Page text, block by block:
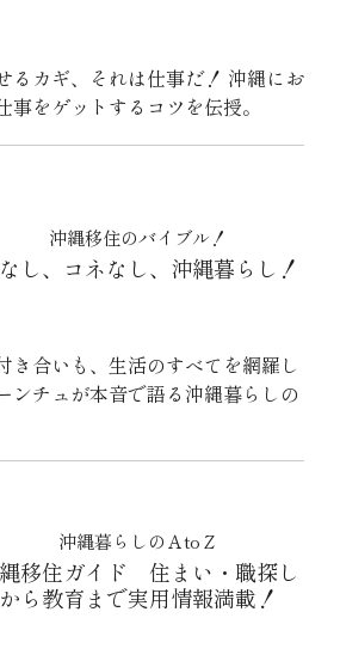
るカギ、それは仕事だ！ 沖縄にお
事をゲットするコツを伝授。
沖縄移住のバイブル！
し、コネなし、沖縄暮らし！
き合いも、生活のすべてを網羅し
ンチュが本音で語る沖縄暮らしの
沖縄暮らしのＡtoＺ
移住ガイド 住まい・職探し
から教育まで実用情報満載！